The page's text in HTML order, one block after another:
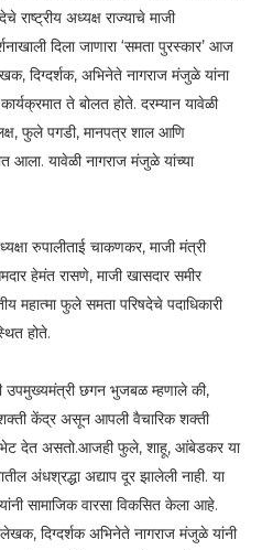
राष्ट्रीय अध्यक्ष राज्याचे माजी
दिला जाणारा ‘समता पुरस्कार’ आज
दिग्दर्शक, अभिनेते नागराज मंजुळे यांना
ते बोलत होते. दरम्यान यावेळी
फुले पगडी, मानपत्र शाल आणि
आला. यावेळी नागराज मंजुळे यांच्या
रुपालीताई चाकणकर, माजी मंत्री
हेमंत रासणे, माजी खासदार समीर
फुले समता परिषदेचे पदाधिकारी
होते.
उपमुख्यमंत्री छगन भुजबळ म्हणाले की,
शक्ती केंद्र असून आपली वैचारिक शक्ती
भेट देत असतो.आजही फुले, शाहू, आंबेडकर या
अंधश्रद्धा अद्याप दूर झालेली नाही. या
सामाजिक वारसा विकसित केला आहे.
दिग्दर्शक अभिनेते नागराज मंजुळे यांनी